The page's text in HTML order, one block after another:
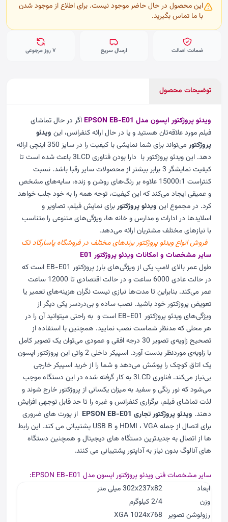
این محصول در حال حاضر موجود نیست. برای اطلاع از موجود شدن
با ما تماس بگیرید.
ضمانت اصالت ارسال سریع ۷ روز مرجوعی
توضیحات محصول
ویدئو پروژکتور اپسون مدل EPSON EB-E01
اگر در حال تماشای
فیلم مورد علاقه‌تان هستید و یا در حال ارائه کنفرانس، این ویدئو
پروژکتور
می‌تواند برای شما نمایشی با کیفیت را در سایز 350 اینچی ارائه
دهد. این ویدئو پروژکتور با دارا بودن فناوری 3LCD باعث شده است تا
کیفیت نمایشگر 3 برابر بیشتر از محصولات سایر رقبا باشد. نسبت
کنتراست 15000:1 علاوه بر رنگ‌های روشن و زنده، سایه‌های مشخص
و عمیقی ایجاد می‌کند که این کیفیت، توجه همه را به خود جلب خواهد
کرد. در مجموع این ویدئو پروژکتوربرای نمایش فیلم، تصاویر و
اسلایدها در ادارات و مدارس و خانه ها، ویژگی‌های متنوعی را متناسب
با نیازهای مختلف مشتریان ارائه می‌دهد.
فروش انواع ویدئو پروژکتور برندهای مختلف در فروشگاه پاسارگاد تک
سایر مشخصات و امکانات ویدئو پروژکتور E01
طول عمر بالای لامپ یکی از ویژگی‌های بارز پروژکتور EB-E01 است که
در حالت عادی 6000 ساعت و در حالت اقتصادی تا 12000 ساعت
عمر می‌کند. بنابراین تا مدت‌ها نیازی نیست نگران هزینه‌های تعمیر یا
تعویض پروژکتور خود باشید. نصب ساده و بی‌دردسر یکی دیگر از
ویژگی‌های ویدئو پروژکتور EB-E01 است و به راحتی میتوانید آن را در
هر محلی که مدنظر شماست نصب نمایید. همچنین با استفاده از
تصحیح زاویه‌ی تصویر 30 درجه افقی و عمودی می‌توان یک تصویر کامل
با زاویه‌ی موردنظر بدست آورد. اسپیکر داخلی 2 واتی این پروژکتور اپسون
یک اتاق کوچک را پوشش می‌دهد و شما را از خرید اسپیکر خارجی
بی‌نیاز می‌کند. فناوری 3LCD به کار گرفته شده در این دستگاه موجب
می‌شود که نور رنگی و سفید به میزان یکسانی از پروژکتور خارج شوند و
لذت تماشای فیلم‌، برگزاری کنفرانس و غیره را تا حد قابل توجهی افزایش
دهند. ویدئو پروژکتور تجاری EPSON EB-E01
از پورت های ضروری
برای اتصال از جمله HDMI ، VGA و USB B پشتیبانی می کند. این رابط
ها از اتصال به جدیدترین دستگاه های دیجیتال و همچنین دستگاه
های آنالوگ بدون نیاز به آداپتور پشتیبانی می کنند.
سایر مشخصات فنی ویدئو پروژکتور اپسون مدل EPSON EB-E01:
ابعاد
302x237x82 میلی متر
وزن
2/4 کیلوگرم
رزولوشن تصویر XGA 1024x768